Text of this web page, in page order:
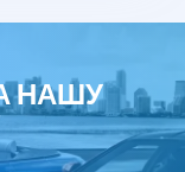
НАШУ